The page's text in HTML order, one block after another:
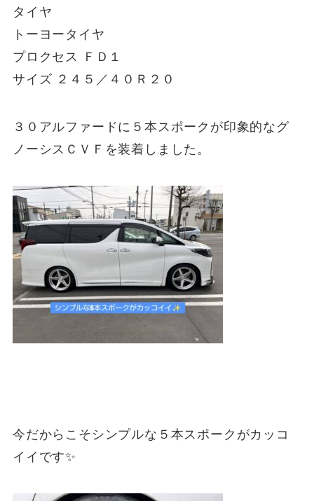
タイヤ
トーヨータイヤ
プロクセス ＦＤ１
サイズ ２４５／４０Ｒ２０
３０アルファードに５本スポークが印象的なグ
ノーシスＣＶＦを装着しました。
今だからこそシンプルな５本スポークがカッコ
イイです✨